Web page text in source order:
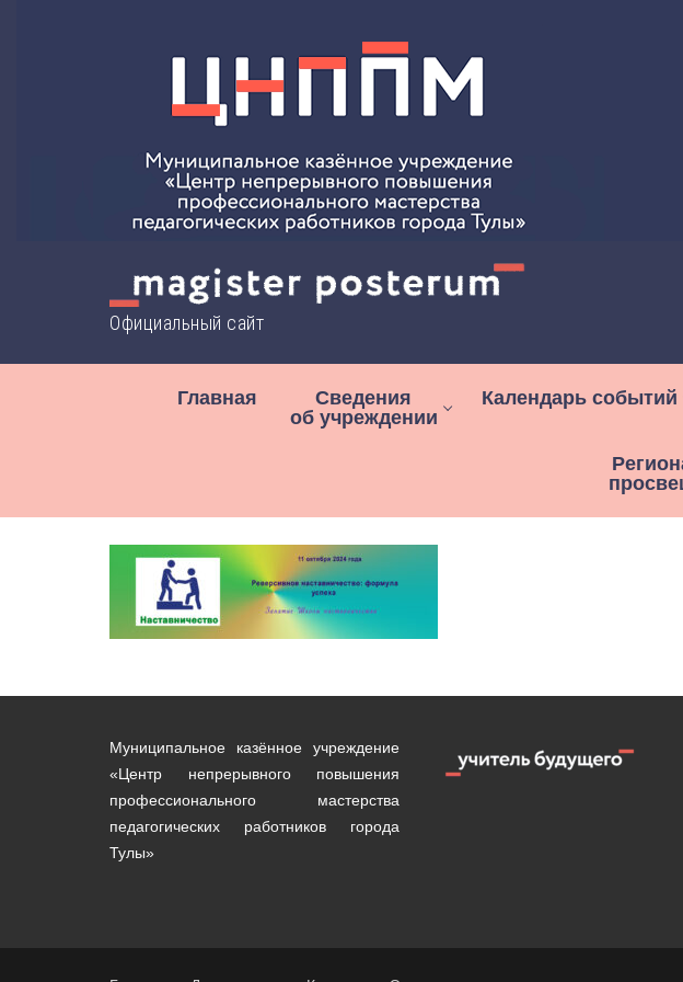
Официальный сайт
Главная
Сведения
об учреждении
Календарь событий
Муниципальное казённое учреждение
«Центр непрерывного повышения
профессионального мастерства
педагогических работников города
Тулы»